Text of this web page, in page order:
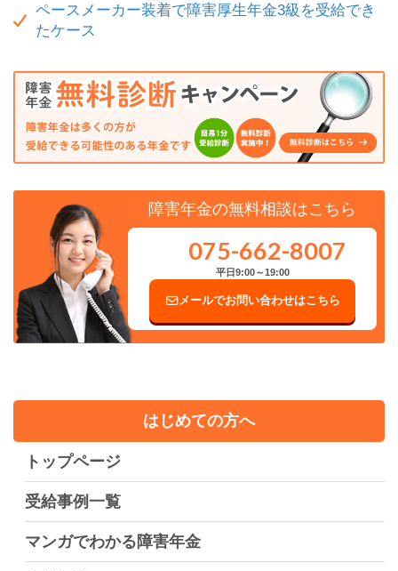
はじめての方へ
トップページ
受給事例一覧
マンガでわかる障害年金
ペースメーカー装着で障害厚生年金3級を受給でき
たケース
障害年金の無料相談はこちら
075-662-8007
平日9:00～19:00
メールでお問い合わせはこちら